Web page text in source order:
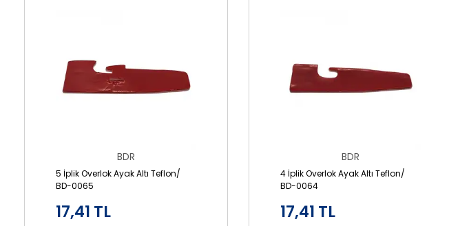
BDR
5 İplik Overlok Ayak Altı Teflon/
BD-0065
17,41 TL
BDR
4 İplik Overlok Ayak Altı Teflon/
BD-0064
17,41 TL